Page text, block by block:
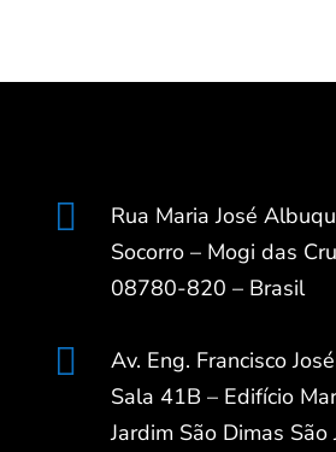

Rua Maria José
Socorro – Mogi das
08780-820 – Brasil

Av. Eng. Francisco
Sala 41B – Edifício
Jardim São Dimas São